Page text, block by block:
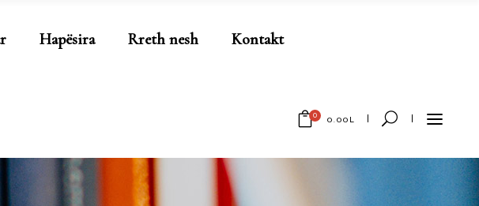
Hapësira Rreth nesh Kontakt
0 0.00 L
No products in the cart.